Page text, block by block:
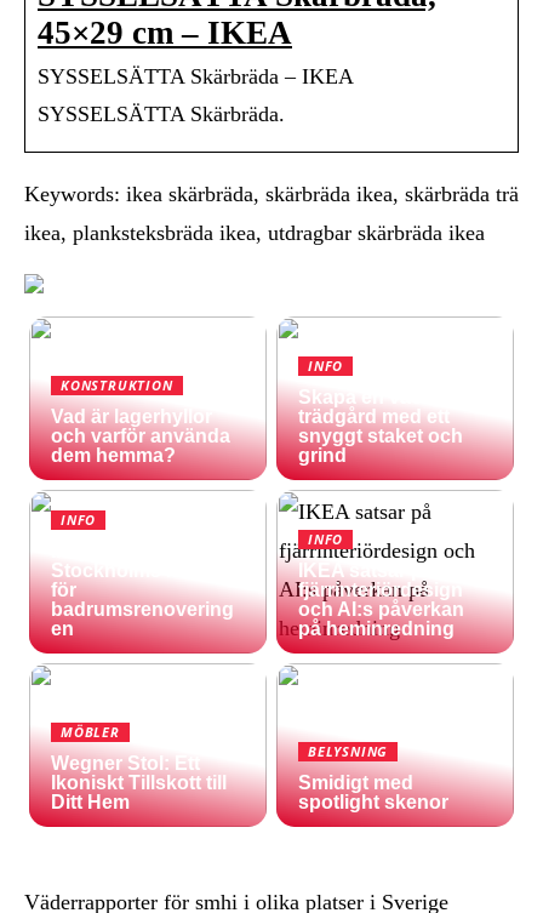
45×29 cm – IKEA
SYSSELSÄTTA Skärbräda – IKEA
SYSSELSÄTTA Skärbräda.
Keywords: ikea skärbräda, skärbräda ikea, skärbräda trä
ikea, planksteksbräda ikea, utdragbar skärbräda ikea
KONSTRUKTION
Vad är lagerhyllor
och varför använda
dem hemma?
INFO
Skapa en vacker
trädgård med ett
snyggt staket och
grind
INFO
Stockholms natur
för
badrumsrenovering
en
INFO
IKEA satsar på
fjärrinteriördesign
och AI:s påverkan
på heminredning
MÖBLER
Wegner Stol: Ett
Ikoniskt Tillskott till
Ditt Hem
BELYSNING
Smidigt med
spotlight skenor
Väderrapporter för smhi i olika platser i Sverige